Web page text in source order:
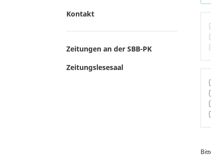
Kontakt
Zeitungen an der SBB-PK
Zeitungslesesaal